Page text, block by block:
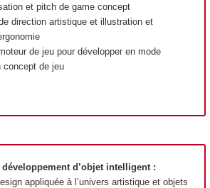
et pitch de game concept
direction artistique et illustration et
de jeu pour développer en mode
concept de jeu
d’objet intelligent :
appliquée à l’univers artistique et objets